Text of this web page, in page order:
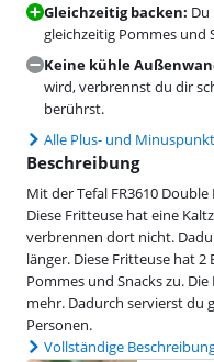
Gleichzeitig backen:
gleichzeitig Pommes und
Keine kühle
wird, verbrennst du dir
berührst.
Alle Plus- und
Beschreibung
Mit der Tefal FR3610
Diese Fritteuse hat eine
verbrennen dort nicht.
länger. Diese Fritteuse hat
Pommes und Snacks zu.
mehr. Dadurch servierst du
Personen.
Vollständige